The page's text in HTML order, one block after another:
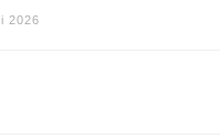
2026